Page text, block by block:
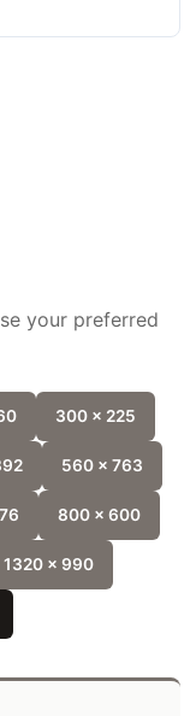
your preferred
300 x 225
560 x 763
800 x 600
1320 x 990